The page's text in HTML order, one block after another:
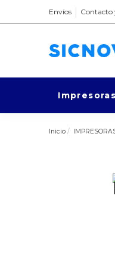
Envíos Contacto
Inicio